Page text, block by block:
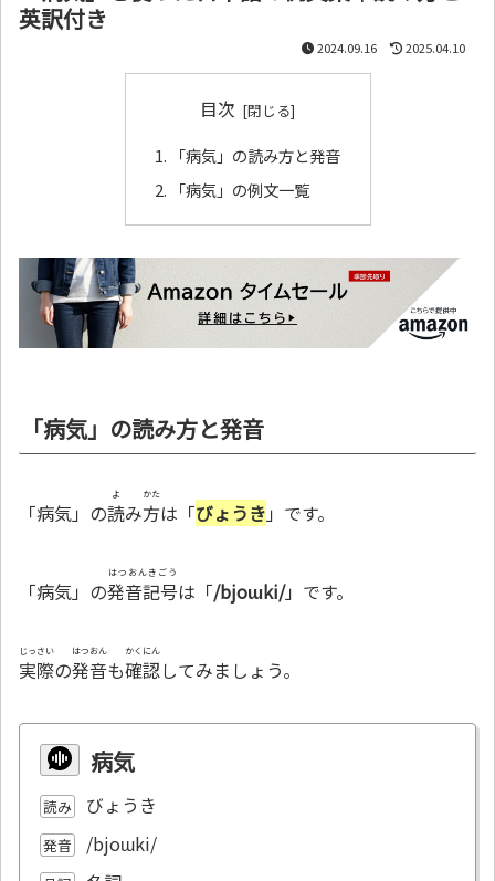
英訳付き
2024.09.16 2025.04.10
目次
「病気」の読み方と発音
「病気」の例文一覧
「病気」の読み方と発音
「病気」の読
よ
み方
かた
は「びょうき 」です。
「病気」の発音記号
はつおんきごう
は「/bjoɯki/」です。
実際
じっさい
の発音
はつおん
も確認
かくにん
してみましょう。
病気
読み びょうき
発音 /bjoɯki/